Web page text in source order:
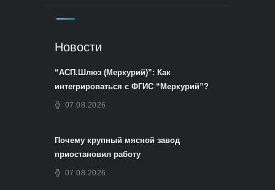
Новости
“АСП.Шлюз (Меркурий)”: Как
интегрироваться с ФГИС “Меркурий”?
07.08.2026
Почему крупный мясной завод
приостановил работу
07.08.2026